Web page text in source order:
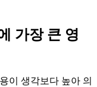
가장 큰 영
이 생각보다 높아 의